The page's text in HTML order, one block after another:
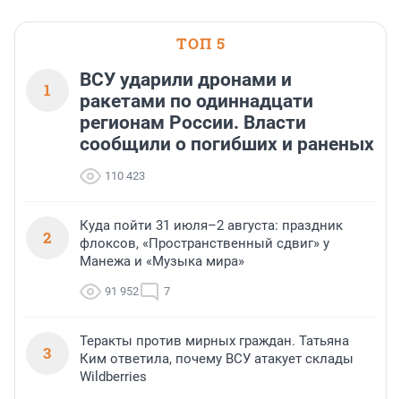
ТОП 5
1
ВСУ ударили дронами и
ракетами по одиннадцати
регионам России. Власти
сообщили о погибших и раненых
110 423
2
Куда пойти 31 июля–2 августа: праздник
флоксов, «Пространственный сдвиг» у
Манежа и «Музыка мира»
91 952 7
3
Теракты против мирных граждан. Татьяна
Ким ответила, почему ВСУ атакует склады
Wildberries